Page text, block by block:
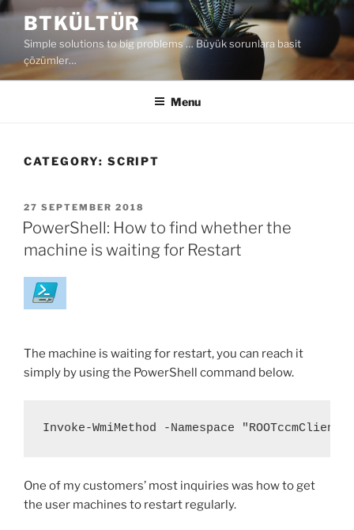
Skip
content
BTKÜLTÜR
Simple solutions to big problems … Büyük sorunlara basit
çözümler…
Menu
CATEGORY: SCRIPT
POSTED
ON
27 SEPTEMBER 2018
PowerShell: How to find whether the
machine is waiting for Restart
The machine is waiting for restart, you can reach it
simply by using the PowerShell command below.
Invoke-WmiMethod -Namespace
One of my customers’ most inquiries was how to get
the user machines to restart regularly.